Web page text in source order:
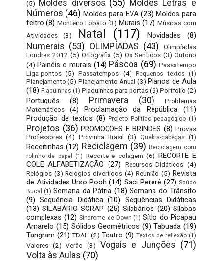
(5) Moldes diversos (55) Moldes Letras e
Números (46) Moldes para EVA (23) Moldes para
feltro (8) Monteiro Lobato (3) Murais (17) Músicas com
Atividades
(3) Natal (117) Novidades (8)
Numerais (53) OLIMPÍADAS (43)
Olimpíadas
Londres 2012 (5) Ortografia (5) Os Sentidos (3) Outono
(4) Painéis e murais (14) Páscoa (69) Passatempo
Liga-pontos (5) Passatempos (4) Pequenos textos (1)
Planejamento (5) Planejamento Anual (3) Planos de Aula
(18) Plaquinhas (1) Plaquinhas para portas(6) Portfolio (2)
Português (8) Primavera (30)
Problemas
Matemáticos
(4) Proclamação da República
(11)
Produção de textos (8) Projeto Político pedagógico (1)
Projetos (36) PROMOÇÕES E BRINDES (8) Provas
Professores (4) Provinha Brasil (3) Quebra-cabeças (1)
Receitinhas (12) Reciclagem (39) Reciclagem com
rolinho de papel
(1) Recorte e colagem (6) RECORTE E
COLE ALFABETIZAÇÃO (27) Recursos Didáticos (4)
Relógios (3) Relógios divertidos (4) Reunião (5) Revista
de Atividades Urso Pooh (14) Saci Pererê (27) Saúde
Bucal
(1) Semana da Pátria (18) Semana do Trânsito
(9) Sequência Didática (10)
Sequências Didáticas
(13) SILABÁRIO SCRAP (25) Silabários (20) Sílabas
complexas (12) Síndrome de Down (1) Sítio do Picapau
Amarelo (15) Sólidos Geométricos (9) Tabuada (19)
Tangram (21) TDAH (2) Teatro (9) Textos de reflexão (1)
Valores (2) Verão (3) Vogais e Junções (71)
Volta às Aulas (70)